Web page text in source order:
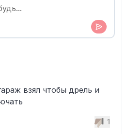
взял чтобы дрель и
1